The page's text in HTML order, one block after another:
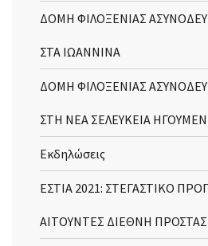
ΔΟΜΗ ΦΙΛΟΞΕΝΙΑΣ
ΣΤΑ ΙΩΑΝΝΙΝΑ
ΔΟΜΗ ΦΙΛΟΞΕΝΙΑΣ
ΣΤΗ ΝΕΑ ΣΕΛΕΥΚΕΙΑ
Εκδηλώσεις
ΕΣΤΙΑ 2021: ΣΤΕΓΑΣΤΙΚΟ
ΑΙΤΟΥΝΤΕΣ ΔΙΕΘΝΗ